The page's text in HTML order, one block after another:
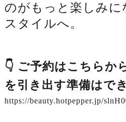
のがもっと楽しみに
スタイルへ。
👇 ご予約はこちらか
を引き出す準備はで
https://beauty.hotpepper.jp/